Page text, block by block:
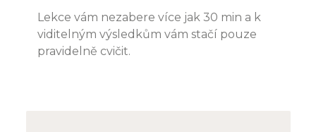
Lekce vám nezabere více jak 30 min a k
viditelným výsledkům vám stačí pouze
pravidelně cvičit.